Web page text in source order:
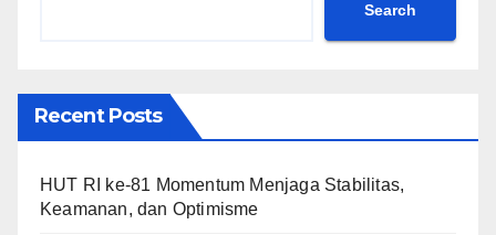
Search
Recent Posts
HUT RI ke-81 Momentum Menjaga Stabilitas,
Keamanan, dan Optimisme